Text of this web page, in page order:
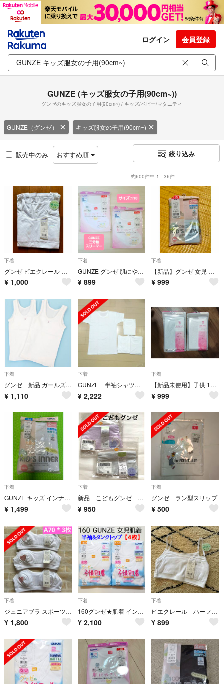
ログイン 会員登録
GUNZE (キッズ服女の子用(90cm~))
グンゼのキッズ服女の子用(90cm~) / キッズ/ベビー/マタニティ
GUNZE（グンゼ） キッズ服女の子用(90cm~)
販売中のみ おすすめ順 絞り込み
約600件中 1 - 36件
下着
グンゼ ピエクレール 肌着 綿100% 150cm ホワイト タグ付き 未使用
¥ 1,000
下着
GUNZE グンゼ 肌にやさしい コットン100% スリーマー 2枚組 110
¥ 899
下着
【新品】グンゼ 女児 ショーツ 110 2枚 綿100% 抗菌防臭 部屋干し対応
¥ 999
下着
グンゼ 新品 ガールズ タンクトップ 綿100% 2枚セット 110サイズ
¥ 1,110
下着
GUNZE 半袖シャツ Tシャツ インナー 肌着 160cm
¥ 2,222
下着
【新品未使用】子供 130 キャミソール2枚 GUNZE グンゼ快適楽ちんドライインナー 下着 女の子 ガール ボディクーラー
¥ 999
下着
GUNZE キッズ インナー 半袖シャツ 2枚組 130cm×2セット
¥ 1,499
下着
新品 こどもグンゼ ハーフショーツ 女の子 pisca pisca シームレス
¥ 950
下着
グンゼ ラン型スリップ
¥ 500
下着
ジュニアブラ スポーツブラ A70 GUNZE グンゼ 3枚 ピエクレール 白
¥ 1,800
下着
160グンゼ★肌着 インナー★半袖 タンクトップ★綿100% 通年★白★女の子
¥ 2,100
下着
ピエクレール ハーフトップ 150
¥ 899